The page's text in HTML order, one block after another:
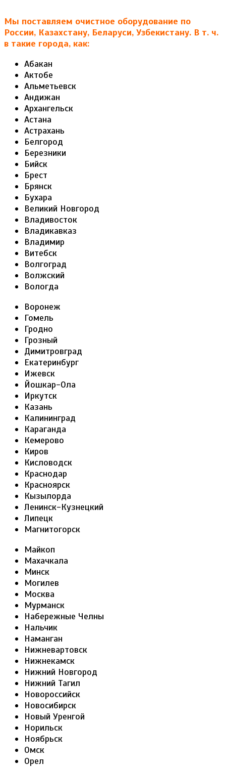
Мы поставляем очистное оборудование по
России, Казахстану, Беларуси, Узбекистану. В т. ч.
в такие города, как:
Абакан
Актобе
Альметьевск
Андижан
Архангельск
Астана
Астрахань
Белгород
Березники
Бийск
Брест
Брянск
Бухара
Великий Новгород
Владивосток
Владикавказ
Владимир
Витебск
Волгоград
Волжский
Вологда
Воронеж
Гомель
Гродно
Грозный
Димитровград
Екатеринбург
Ижевск
Йошкар-Ола
Иркутск
Казань
Калининград
Караганда
Кемерово
Киров
Кисловодск
Краснодар
Красноярск
Кызылорда
Ленинск-Кузнецкий
Липецк
Магнитогорск
Майкоп
Махачкала
Минск
Могилев
Москва
Мурманск
Набережные Челны
Нальчик
Наманган
Нижневартовск
Нижнекамск
Нижний Новгород
Нижний Тагил
Новороссийск
Новосибирск
Новый Уренгой
Норильск
Ноябрьск
Омск
Орел